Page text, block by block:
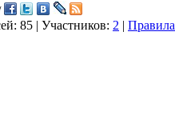
85 | Участников: 2 | Правила